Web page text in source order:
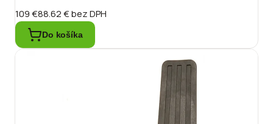
109 €88.62 €bez DPH
Do košíka